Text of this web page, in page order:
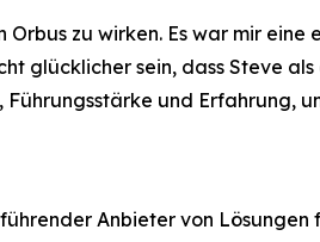
zu wirken. Es war mir
glücklicher sein, dass Steve
und Erfahrung,
Anbieter von